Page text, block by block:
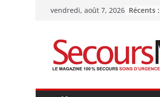
Passervendredi, août 7, 2026 Récents :